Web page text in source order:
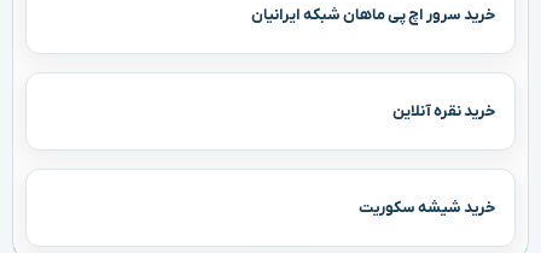
خرید سرور اچ پی ماهان شبکه ایرانیان
خرید نقره آنلاین
خرید شیشه سکوریت